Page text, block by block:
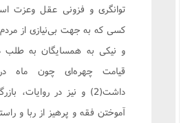
کسى که به جهت بى‌نيازى از مردم
و نيکى به همسايگان به طلب
قيامت چهره‌اى چون ماه
داشت(2) و نيز در روايات،
آموختن فقه و پرهيز از ربا و